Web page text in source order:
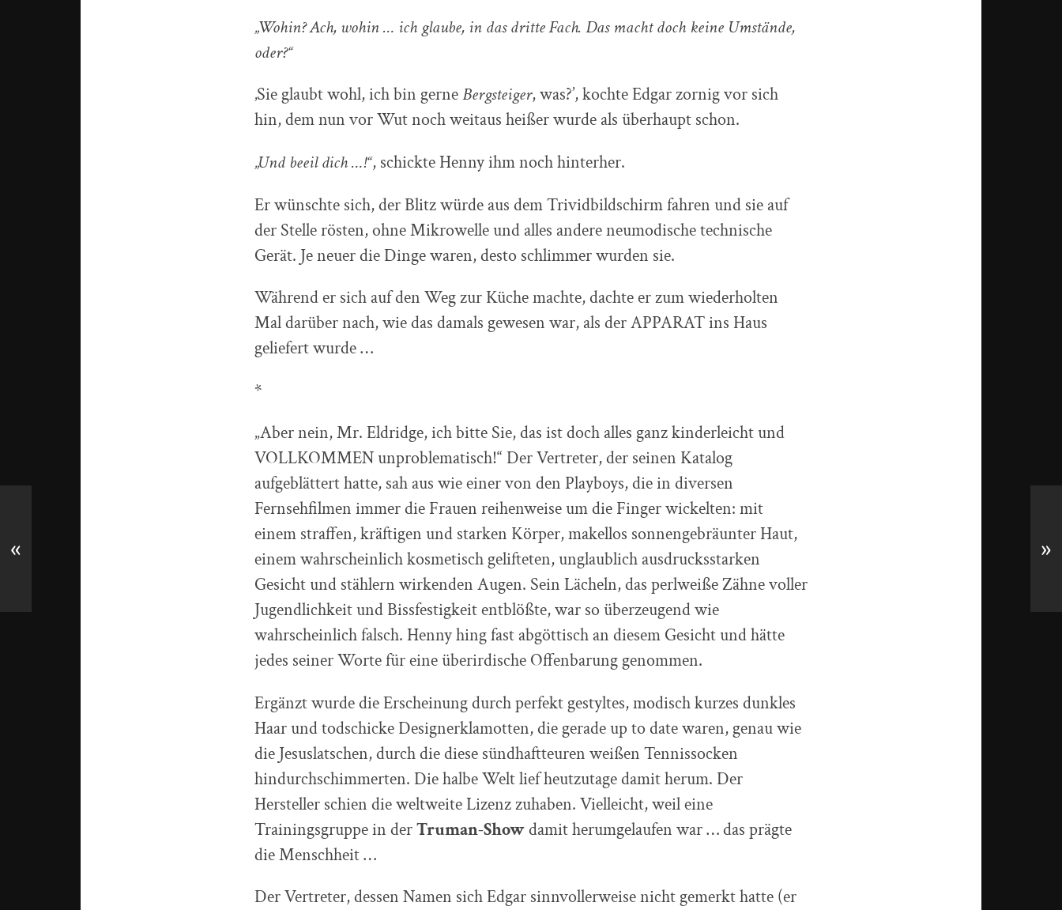
„Wohin? Ach, wohin … ich glaube, in das dritte Fach. Das macht doch keine Umstände,
oder?“
‚Sie glaubt wohl, ich bin gerneBergsteiger, was?’, kochte Edgar zornig vor sich
hin, dem nun vor Wut noch weitaus heißer wurde als überhaupt schon.
„Und beeil dich …!“, schickte Henny ihm noch hinterher.
Er wünschte sich, der Blitz würde aus dem Trividbildschirm fahren und sie auf
der Stelle rösten, ohne Mikrowelle und alles andere neumodische technische
Gerät. Je neuer die Dinge waren, desto schlimmer wurden sie.
Während er sich auf den Weg zur Küche machte, dachte er zum wiederholten
Mal darüber nach, wie das damals gewesen war, als der APPARAT ins Haus
geliefert wurde …
*
„Aber nein, Mr. Eldridge, ich bitte Sie, das ist doch alles ganz kinderleicht und
VOLLKOMMEN unproblematisch!“ Der Vertreter, der seinen Katalog
aufgeblättert hatte, sah aus wie einer von den Playboys, die in diversen
Fernsehfilmen immer die Frauen reihenweise um die Finger wickelten: mit
einem straffen, kräftigen und starken Körper, makellos sonnengebräunter Haut,
einem wahrscheinlich kosmetisch gelifteten, unglaublich ausdrucksstarken
Gesicht und stählern wirkenden Augen. Sein Lächeln, das perlweiße Zähne voller
Jugendlichkeit und Bissfestigkeit entblößte, war so überzeugend wie
wahrscheinlich falsch. Henny hing fast abgöttisch an diesem Gesicht und hätte
jedes seiner Worte für eine überirdische Offenbarung genommen.
Ergänzt wurde die Erscheinung durch perfekt gestyltes, modisch kurzes dunkles
Haar und todschicke Designerklamotten, die gerade up to date waren, genau wie
die Jesuslatschen, durch die diese sündhaftteuren weißen Tennissocken
hindurchschimmerten. Die halbe Welt lief heutzutage damit herum. Der
Hersteller schien die weltweite Lizenz zuhaben. Vielleicht, weil eine
Trainingsgruppe in derTruman-Showdamit herumgelaufen war … das prägte
die Menschheit …
Der Vertreter, dessen Namen sich Edgar sinnvollerweise nicht gemerkt hatte (er
« »